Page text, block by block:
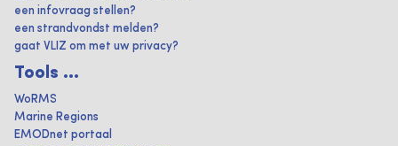
een infovraag stellen?
een strandvondst melden?
gaat VLIZ om met uw privacy?
Tools ...
WoRMS
Marine Regions
EMODnet portaal